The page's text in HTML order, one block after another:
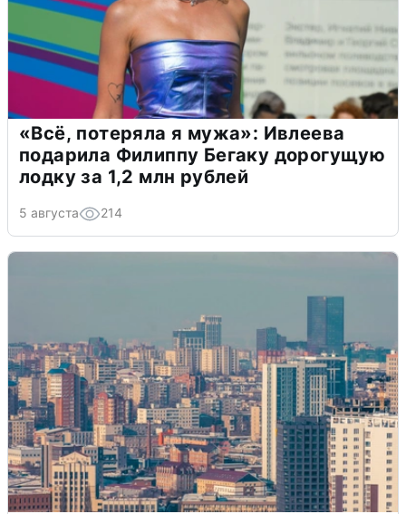
«Всё, потеряла я мужа»: Ивлеева
подарила Филиппу Бегаку дорогущую
лодку за 1,2 млн рублей
5 августа 214